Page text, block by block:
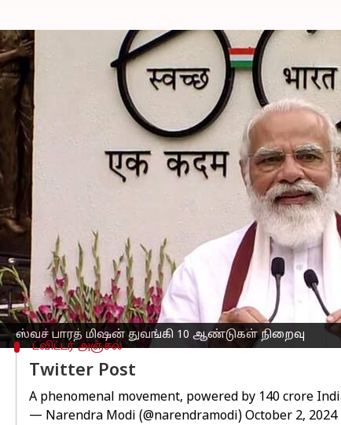
ஸ்வச் பாரத் மிஷன் துவங்கி 10 ஆண்டுகள் நிறைவு
ஸ்வச் பாரத் மிஷன்
எழுதியவர் Venkatalakshmi V Oct 02, 2024 04:37 pm
செய்தி முன்னோட்டம்
"ஸ்வச் பாரத் மிஷன் என்பது வெறும்
ஏழைகள் மற்றும் பெண்களுக்கு வேலை
இந்த பணி தொடங்கி 10 ஆண்டுகள்
இந்தியர்களின் மன உறுதிக்கு இது ஒரு
"அவர்கள் அதை தங்கள் வாழ்க்கையின்
[பொது இயக்கம்] ஆக்கிய எங்கள்
ட்விட்டர் அஞ்சல்
Twitter Post
A phenomenal movement, powered by 140 crore
— Narendra Modi (@narendramodi) October 2, 2024